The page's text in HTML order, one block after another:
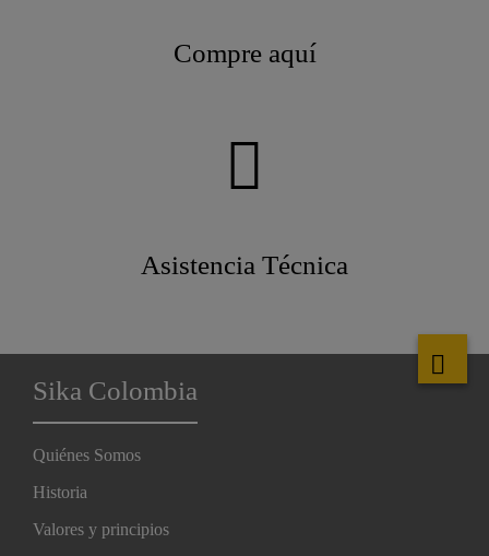
Compre aquí
Asistencia Técnica
Sika Colombia
Quiénes Somos
Historia
Valores y principios